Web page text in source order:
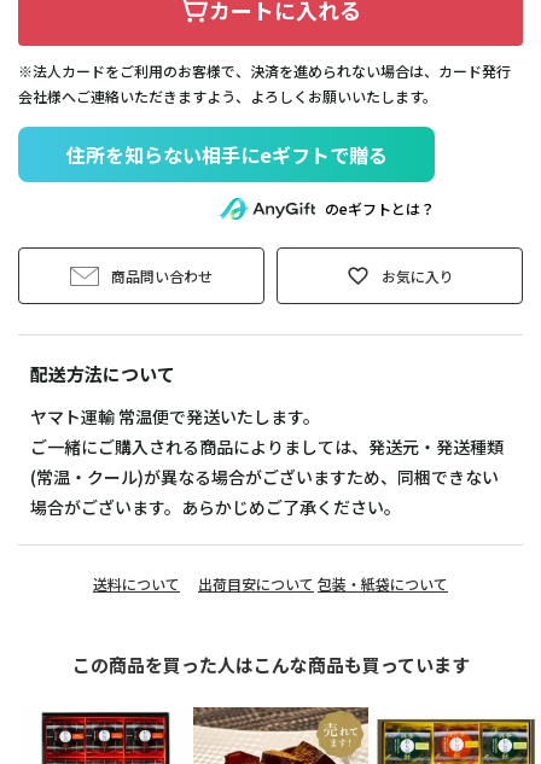
カートに入れる
※法人カードをご利用のお客様で、決済を進められない場合は、カード発行
会社様へご連絡いただきますよう、よろしくお願いいたします。
住所を知らない相手にeギフトで贈る
のeギフトとは？
商品問い合わせ お気に入り
配送方法について
ヤマト運輸 常温便で発送いたします。
ご一緒にご購入される商品によりましては、発送元・発送種類
(常温・クール)が異なる場合がございますため、同梱できない
場合がございます。あらかじめご了承ください。
送料について 出荷目安について 包装・紙袋について
この商品を買った人はこんな商品も買っています